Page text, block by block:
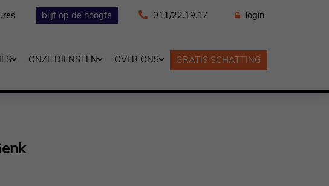
blijf op de hoogte 011/22.19.17 login
ONZE DIENSTEN OVER ONS GRATIS SCHATTING